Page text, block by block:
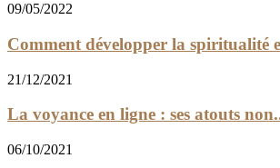
09/05/2022
Comment développer la spiritualité
21/12/2021
La voyance en ligne : ses atouts
06/10/2021